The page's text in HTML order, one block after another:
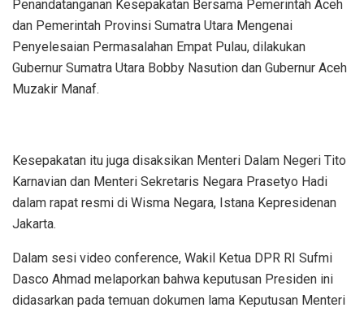
Penandatanganan Kesepakatan Bersama Pemerintah Aceh
dan Pemerintah Provinsi Sumatra Utara Mengenai
Penyelesaian Permasalahan Empat Pulau, dilakukan
Gubernur Sumatra Utara Bobby Nasution dan Gubernur Aceh
Muzakir Manaf.
Kesepakatan itu juga disaksikan Menteri Dalam Negeri Tito
Karnavian dan Menteri Sekretaris Negara Prasetyo Hadi
dalam rapat resmi di Wisma Negara, Istana Kepresidenan
Jakarta.
Dalam sesi video conference, Wakil Ketua DPR RI Sufmi
Dasco Ahmad melaporkan bahwa keputusan Presiden ini
didasarkan pada temuan dokumen lama Keputusan Menteri